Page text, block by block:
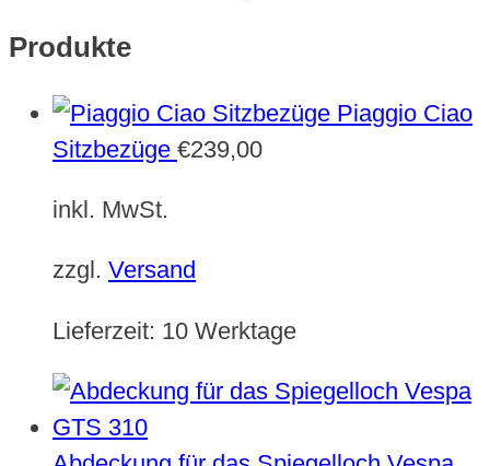
Produkte
Piaggio Ciao
Sitzbezüge €239,00
inkl. MwSt.
zzgl. Versand
Lieferzeit: 10 Werktage